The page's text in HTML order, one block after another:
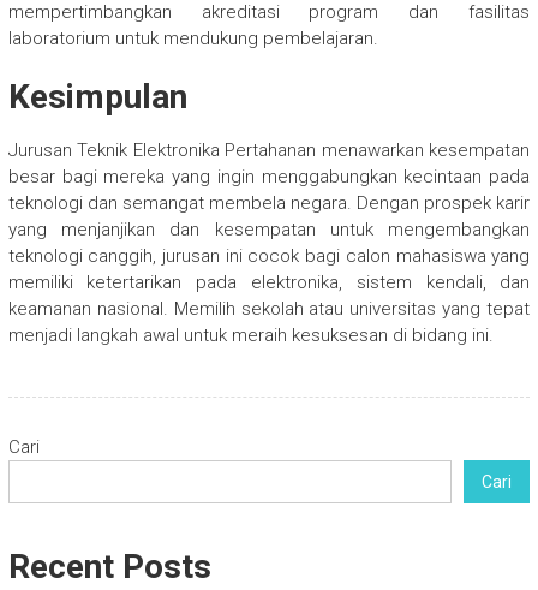
mempertimbangkan akreditasi program dan fasilitas
laboratorium untuk mendukung pembelajaran.
Kesimpulan
Jurusan Teknik Elektronika Pertahanan menawarkan kesempatan
besar bagi mereka yang ingin menggabungkan kecintaan pada
teknologi dan semangat membela negara. Dengan prospek karir
yang menjanjikan dan kesempatan untuk mengembangkan
teknologi canggih, jurusan ini cocok bagi calon mahasiswa yang
memiliki ketertarikan pada elektronika, sistem kendali, dan
keamanan nasional. Memilih sekolah atau universitas yang tepat
menjadi langkah awal untuk meraih kesuksesan di bidang ini.
Cari
Cari
Recent Posts